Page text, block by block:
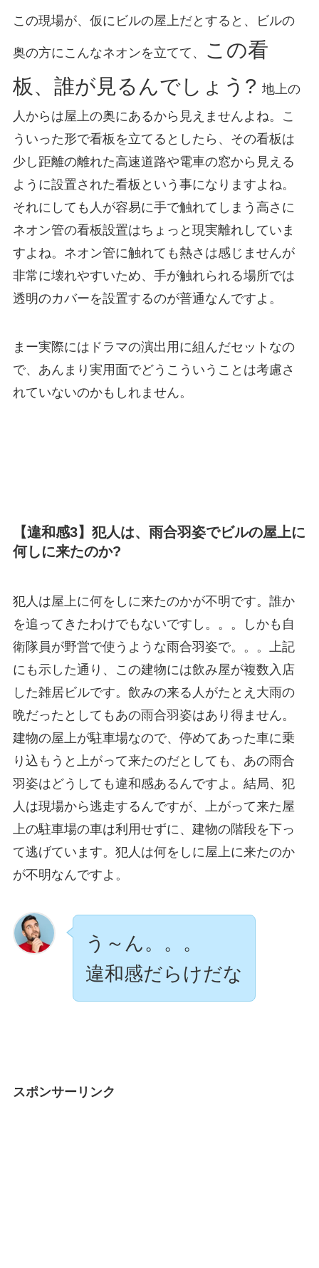
この現場が、仮にビルの屋上だとすると、ビルの
奥の方にこんなネオンを立てて、
この看
板、誰が見るんでしょう? 地上の
人からは屋上の奥にあるから見えませんよね。こ
ういった形で看板を立てるとしたら、その看板は
少し距離の離れた高速道路や電車の窓から見える
ように設置された看板という事になりますよね。
それにしても人が容易に手で触れてしまう高さに
ネオン管の看板設置はちょっと現実離れしていま
すよね。ネオン管に触れても熱さは感じませんが
非常に壊れやすいため、手が触れられる場所では
透明のカバーを設置するのが普通なんですよ。
まー実際にはドラマの演出用に組んだセットなの
で、あんまり実用面でどうこういうことは考慮さ
れていないのかもしれません。
【違和感3】犯人は、雨合羽姿でビルの屋上に
何しに来たのか?
犯人は屋上に何をしに来たのかが不明です。誰か
を追ってきたわけでもないですし。。。しかも自
衛隊員が野営で使うような雨合羽姿で。。。上記
にも示した通り、この建物には飲み屋が複数入店
した雑居ビルです。飲みの来る人がたとえ大雨の
晩だったとしてもあの雨合羽姿はあり得ません。
建物の屋上が駐車場なので、停めてあった車に乗
り込もうと上がって来たのだとしても、あの雨合
羽姿はどうしても違和感あるんですよ。結局、犯
人は現場から逃走するんですが、上がって来た屋
上の駐車場の車は利用せずに、建物の階段を下っ
て逃げています。犯人は何をしに屋上に来たのか
が不明なんですよ。
う～ん。。。
違和感だらけだな
スポンサーリンク